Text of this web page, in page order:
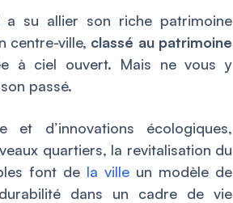
a su allier son riche patrimoine
centre-ville, classé au patrimoine
à ciel ouvert. Mais ne vous y
passé.
et d’innovations écologiques,
quartiers, la revitalisation du
font de la ville un modèle de
dans un cadre de vie